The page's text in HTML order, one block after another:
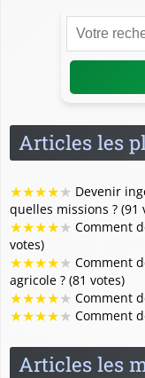
Articles les
★★★★★ Devenir
quelles missions ? (91
★★★★★ Comment
votes)
★★★★★ Comment
agricole ? (81 votes)
★★★★★ Comment
★★★★★ Comment
Articles les